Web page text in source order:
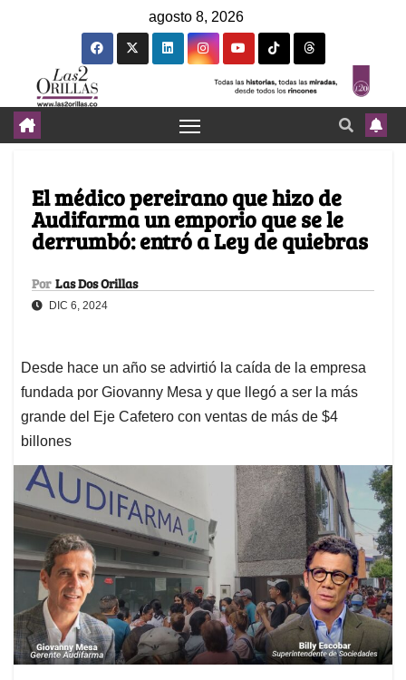
agosto 8, 2026
El médico pereirano que hizo de
Audifarma un emporio que se le
derrumbó: entró a Ley de quiebras
Por Las Dos Orillas
DIC 6, 2024
Desde hace un año se advirtió la caída de la empresa
fundada por Giovanny Mesa y que llegó a ser la más
grande del Eje Cafetero con ventas de más de $4
billones